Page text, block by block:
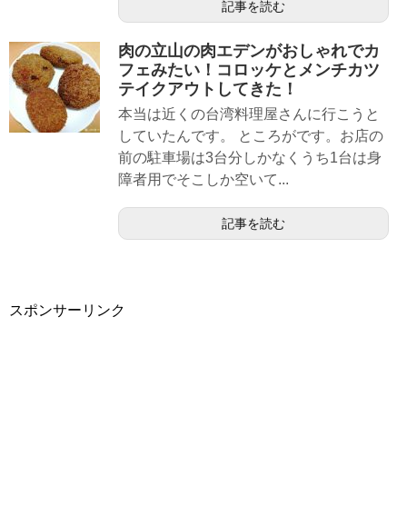
記事を読む
肉の立山の肉エデンがおしゃれでカ
フェみたい！コロッケとメンチカツ
テイクアウトしてきた！
本当は近くの台湾料理屋さんに行こうと
していたんです。 ところがです。お店の
前の駐車場は3台分しかなくうち1台は身
障者用でそこしか空いて...
記事を読む
スポンサーリンク